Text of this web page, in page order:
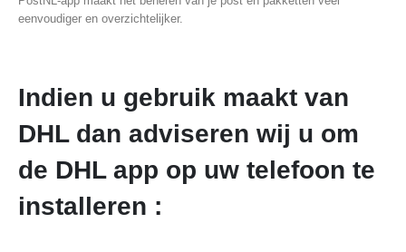
eenvoudiger en overzichtelijker.
Indien u gebruik maakt van
DHL dan adviseren wij u om
de DHL app op uw telefoon te
installeren :